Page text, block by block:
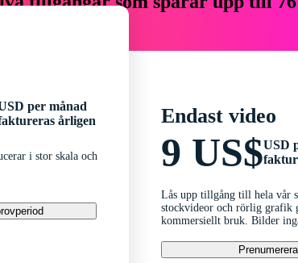
per månad
årligen
i stor skala och
Endast video
9 US$USD
Lås upp tillgång till hela vår
stockvideor och rörlig grafik
kommersiellt bruk. Bilder